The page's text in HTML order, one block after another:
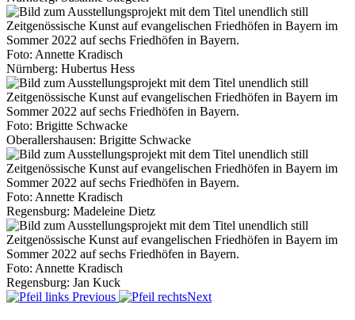
Foto: Annette Kradisch
Nürnberg: Hubertus Hess
Foto: Brigitte Schwacke
Oberallershausen: Brigitte Schwacke
Foto: Annette Kradisch
Regensburg: Madeleine Dietz
Foto: Annette Kradisch
Regensburg: Jan Kuck
Previous
Next